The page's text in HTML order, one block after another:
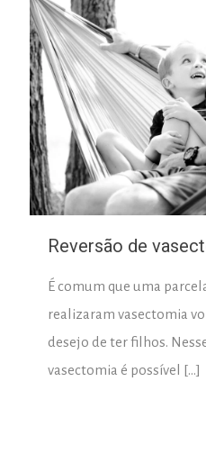
Reversão de
É comum que uma
realizaram vasectomia
desejo de ter filhos.
vasectomia é possível […]